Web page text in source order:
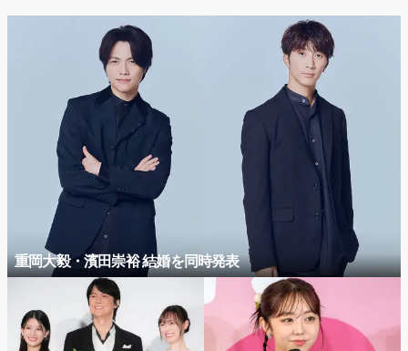
重岡大毅・濱田崇裕 結婚を同時発表